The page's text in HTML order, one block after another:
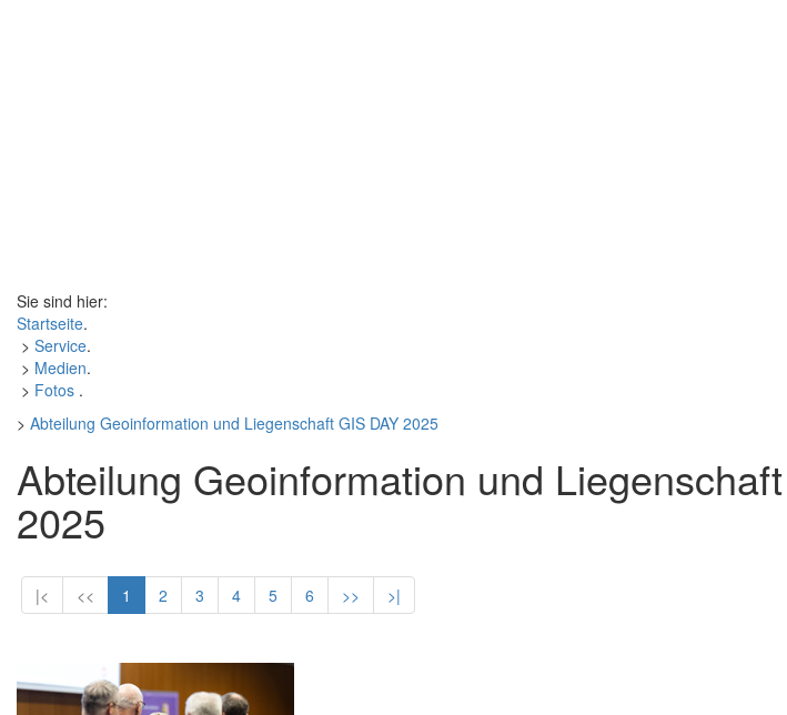
Sie sind hier:
Startseite.
> Service.
> Medien.
> Fotos .
> Abteilung Geoinformation und Liegenschaft GIS DAY 2025
Abteilung Geoinformation und
2025
|< << 1 2 3 4 5 6 >> >|